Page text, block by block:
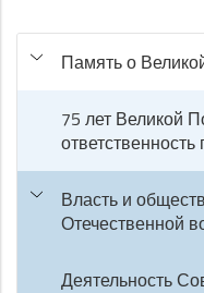
Память о
75 лет Великой
Власть и
Отечественной
Деятельность